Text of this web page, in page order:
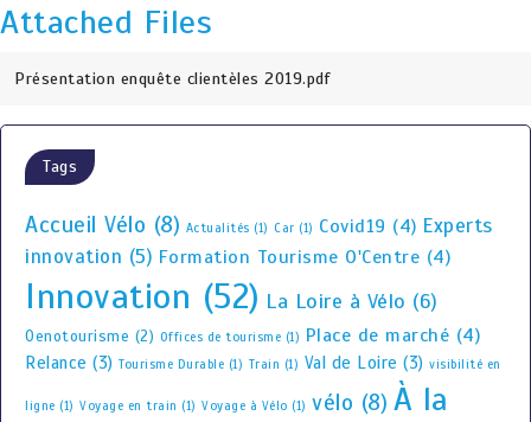
Attached Files
Présentation enquête clientèles 2019.pdf
Tags
Accueil Vélo (8) Actualités (1) Car (1) Covid19 (4) Experts
innovation (5) Formation Tourisme O'Centre (4)
Innovation (52) La Loire à Vélo (6)
Oenotourisme (2) Offices de tourisme (1) Place de marché (4)
Relance (3) Tourisme Durable (1) Train (1) Val de Loire (3) visibilité en
ligne (1) Voyage en train (1) Voyage à Vélo (1) vélo (8) À la